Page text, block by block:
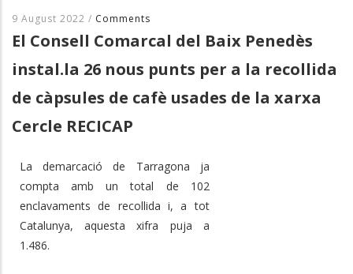
9 August 2022 / Comments
El Consell Comarcal del Baix Penedès
instal.la 26 nous punts per a la recollida
de càpsules de cafè usades de la xarxa
Cercle RECICAP
La demarcació de Tarragona ja
compta amb un total de 102
enclavaments de recollida i, a tot
Catalunya, aquesta xifra puja a
1.486.